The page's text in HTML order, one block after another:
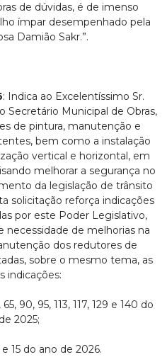
de dúvidas, é de imenso
ímpar desempenhado pela
Damião Sakr.”.
: Indica ao Excelentíssimo Sr.
Secretário Municipal de Obras,
de pintura, manutenção e
bem como a instalação
vertical e horizontal, em
melhorar a segurança no
da legislação de trânsito
solicitação reforça indicações
por este Poder Legislativo,
de melhorias na
dos redutores de
sobre o mesmo tema, as
indicações:
90, 95, 113, 117, 129 e 140 do
2025;
e 15 do ano de 2026.